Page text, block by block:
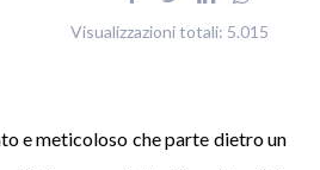
Visualizzazioni totali: 5.015
e meticoloso che parte dietro un